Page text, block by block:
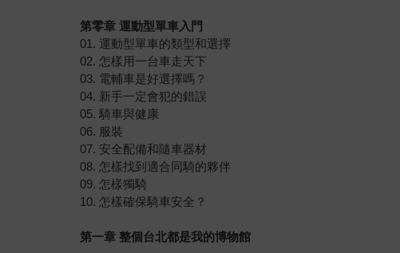
第零章 運動型單車入門
01. 運動型單車的類型和選擇
02. 怎樣用一台車走天下
03. 電輔車是好選擇嗎？
04. 新手一定會犯的錯誤
05. 騎車與健康
06. 服裝
07. 安全配備和隨車器材
08. 怎樣找到適合同騎的夥伴
09. 怎樣獨騎
10. 怎樣確保騎車安全？
第一章 整個台北都是我的博物館